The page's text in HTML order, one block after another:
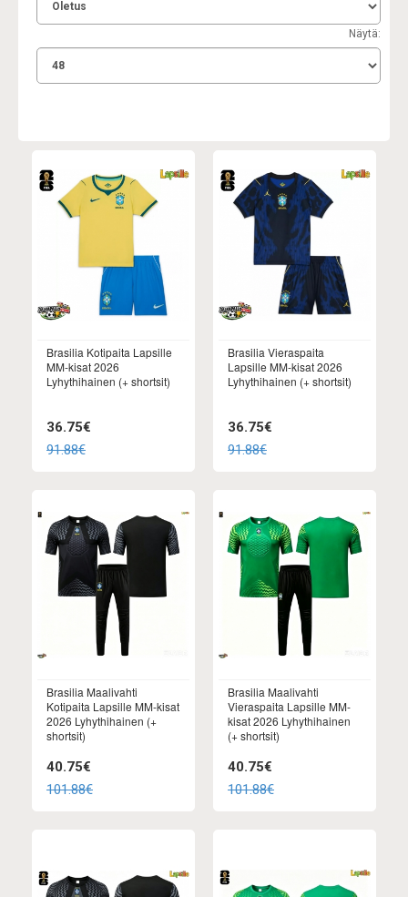
Näytä:
Brasilia Kotipaita Lapsille
MM-kisat 2026
Lyhythihainen (+ shortsit)
36.75€
91.88€
Brasilia Vieraspaita
Lapsille MM-kisat 2026
Lyhythihainen (+ shortsit)
36.75€
91.88€
Brasilia Maalivahti
Kotipaita Lapsille MM-kisat
2026 Lyhythihainen (+
shortsit)
40.75€
101.88€
Brasilia Maalivahti
Vieraspaita Lapsille MM-
kisat 2026 Lyhythihainen
(+ shortsit)
40.75€
101.88€